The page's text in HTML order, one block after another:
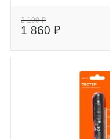
2 190 ₽
1 860 ₽